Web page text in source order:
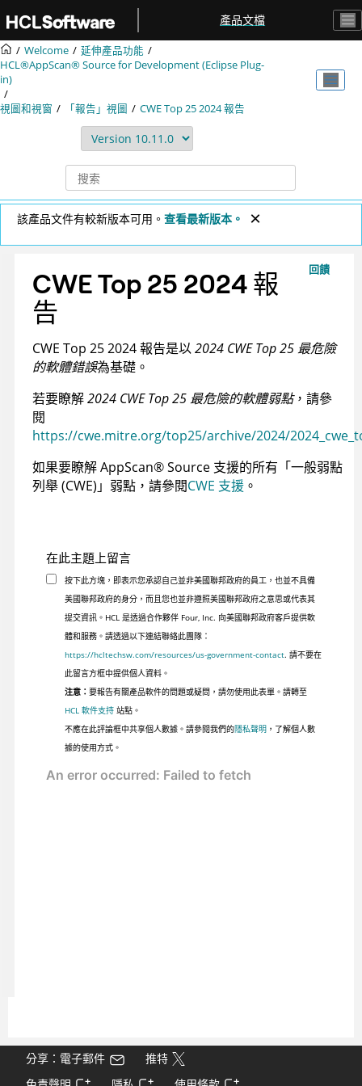
產品文檔
Welcome
延伸產品功能
HCL®AppScan® Source for Development (Eclipse Plug-
in)
視圖和視窗 「報告」視圖 CWE Top 25 2024 報告
該產品文件有較新版本可用。 查看最新版本。
回饋
CWE Top 25 2024 報
告
CWE Top 25 2024 報告是以2024 CWE Top 25 最危險
的軟體錯誤為基礎。
若要瞭解2024 CWE Top 25 最危險的軟體弱點，請參
閱
https://cwe.mitre.org/top25/archive/2024/
如果要瞭解AppScan®Source 支援的所有「一般弱點
列舉 (CWE)」弱點，請參閱CWE 支援 。
在此主題上留言
按下此方塊，即表示您承認自己並非美國聯邦政府的員工，也並不具備
美國聯邦政府的身分，而且您也並非遵照美國聯邦政府之意思或代表其
提交資訊。HCL 是透過合作夥伴 Four, Inc. 向美國聯邦政府客戶提供軟
體和服務。請透過以下連結聯絡此團隊：
https://hcltechsw.com/resources/us-government-contact. 請不要在
此留言方框中提供個人資料。
注意： 要報告有關產品軟件的問題或疑問，請勿使用此表單。請轉至
HCL 軟件支持站點。
不應在此評論框中共享個人數據。請參閱我們的隱私聲明 ，了解個人數
據的使用方式。
分享：電子郵件
推特